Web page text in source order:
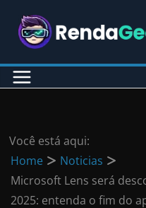
para
conteúdo
Você está aqui:
Home
Noticias
Microsoft Lens será
2025: entenda o fim do